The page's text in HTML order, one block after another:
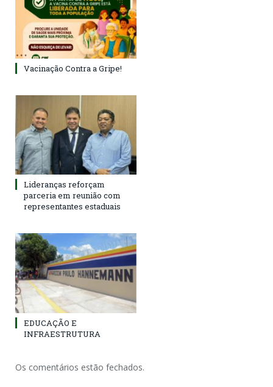
Vacinação Contra a Gripe!
Lideranças reforçam
parceria em reunião com
representantes estaduais
EDUCAÇÃO E
INFRAESTRUTURA
Os comentários estão fechados.